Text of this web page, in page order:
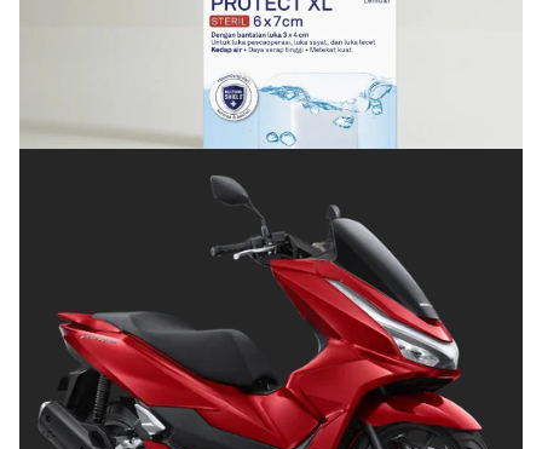
Cara Menjaga Luka agar Cepat Kering dan Tetap